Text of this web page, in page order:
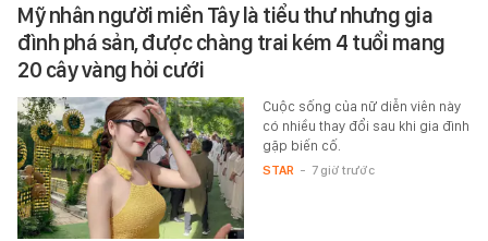
Mỹ nhân người miền Tây là tiểu thư nhưng gia
đình phá sản, được chàng trai kém 4 tuổi mang
20 cây vàng hỏi cưới
Cuộc sống của nữ diễn viên này
có nhiều thay đổi sau khi gia đình
gặp biến cố.
STAR - 7 giờ trước